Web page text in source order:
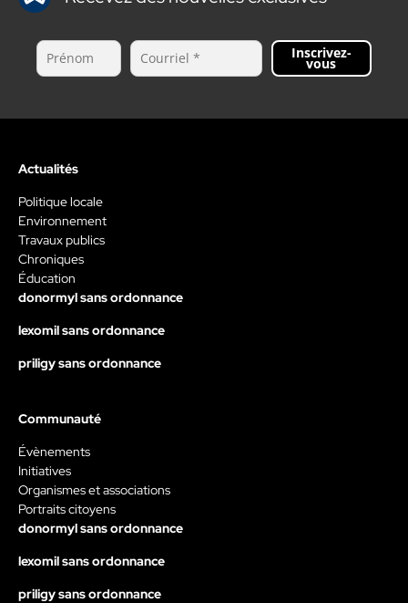
Inscrivez-
vous
Actualités
Politique locale
Environnement
Travaux publics
Chroniques
Éducation
donormyl sans ordonnance
lexomil sans ordonnance
priligy sans ordonnance
Communauté
Évènements
Initiatives
Organismes et associations
Portraits citoyens
donormyl sans ordonnance
lexomil sans ordonnance
priligy sans ordonnance